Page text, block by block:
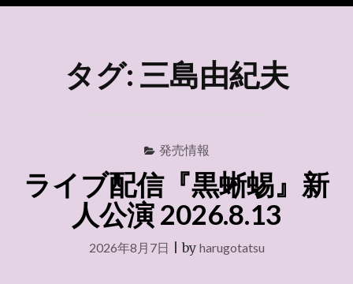
タグ: 三島由紀夫
発売情報
ライブ配信『黒蜥蜴』新
人公演 2026.8.13
2026年8月7日 |by harugotatsu